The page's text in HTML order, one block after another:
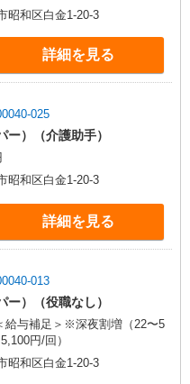
昭和区白金1-20-3
詳細を見る
025
ー）（介護助手）
昭和区白金1-20-3
詳細を見る
013
ー）（役職なし）
円/回）
昭和区白金1-20-3